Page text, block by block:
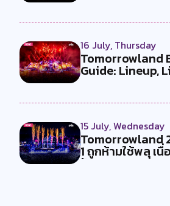
16 July, Thursday
Tomorrowland
Guide: Lineup,
15 July, Wednesday
Tomorrowland
1 ถูกห้ามใช้พลุ เ
ร้อน...